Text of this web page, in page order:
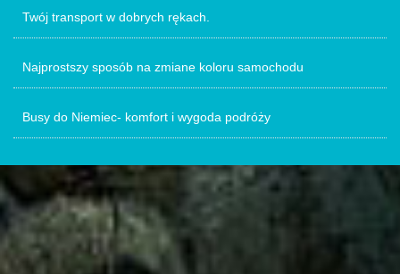
Twój transport w dobrych rękach.
Najprostszy sposób na zmiane koloru samochodu
Busy do Niemiec- komfort i wygoda podróży